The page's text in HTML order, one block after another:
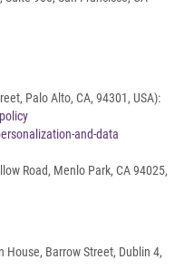
Palo Alto, CA, 94301, USA):
and-data
Road, Menlo Park, CA 94025,
Barrow Street, Dublin 4,